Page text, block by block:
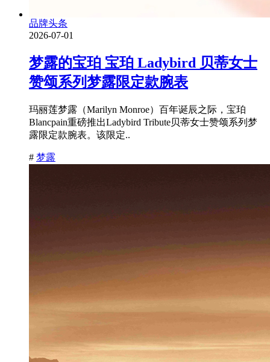
品牌头条
2026-07-01
梦露的宝珀 宝珀 Ladybird 贝蒂女士
赞颂系列梦露限定款腕表
玛丽莲梦露（Marilyn Monroe）百年诞辰之际，宝珀
Blancpain重磅推出Ladybird Tribute贝蒂女士赞颂系列梦
露限定款腕表。该限定..
# 梦露